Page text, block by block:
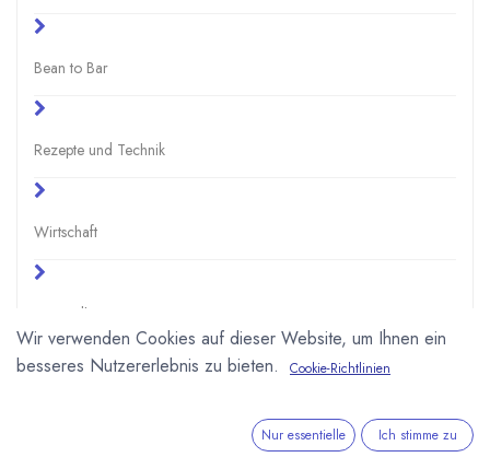
Bean to Bar
Rezepte und Technik
Wirtschaft
Gesundheit
Wir verwenden Cookies auf dieser Website, um Ihnen ein
besseres Nutzererlebnis zu bieten.
Cookie-Richtlinien
Nur essentielle Ich stimme zu